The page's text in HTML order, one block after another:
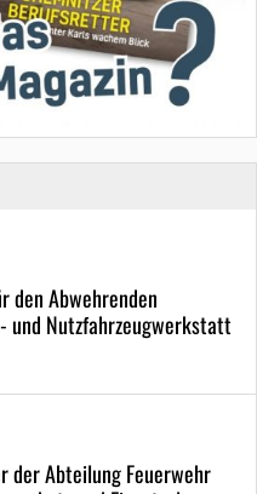
Abwehrenden
und Nutzfahrzeugwerkstatt
Abteilung Feuerwehr